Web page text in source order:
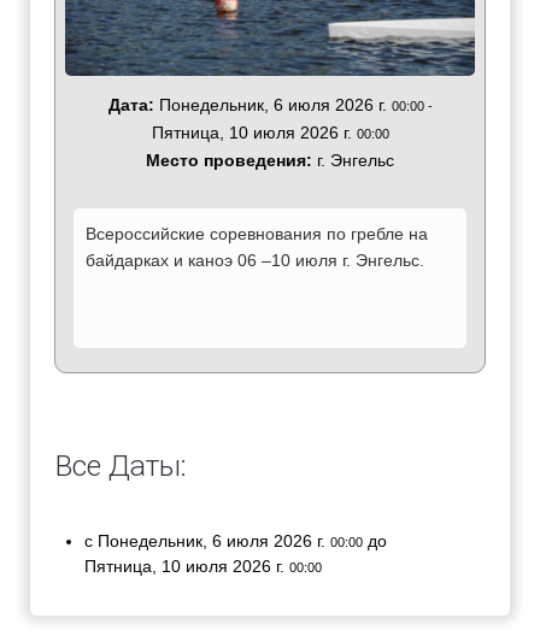
Дата: Понедельник, 6 июля 2026 г. 00:00-
Пятница, 10 июля 2026 г. 00:00
Место проведения: г. Энгельс
Всероссийские соревнования по гребле на
байдарках и каноэ 06 –10 июля г. Энгельс.
Все Даты:
с Понедельник, 6 июля 2026 г. 00:00 до
Пятница, 10 июля 2026 г. 00:00